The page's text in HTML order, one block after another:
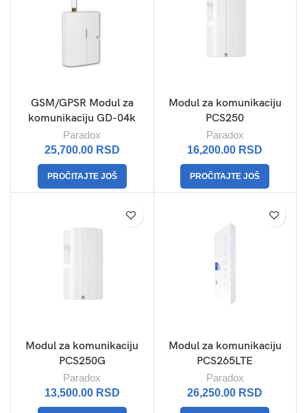
GSM/GPSR Modul za
komunikaciju GD-04k
Paradox
25,700.00 RSD
PROČITAJTE JOŠ
Modul za komunikaciju
PCS250
Paradox
16,200.00 RSD
PROČITAJTE JOŠ
Modul za komunikaciju
PCS250G
Paradox
13,500.00 RSD
Modul za komunikaciju
PCS265LTE
Paradox
26,250.00 RSD